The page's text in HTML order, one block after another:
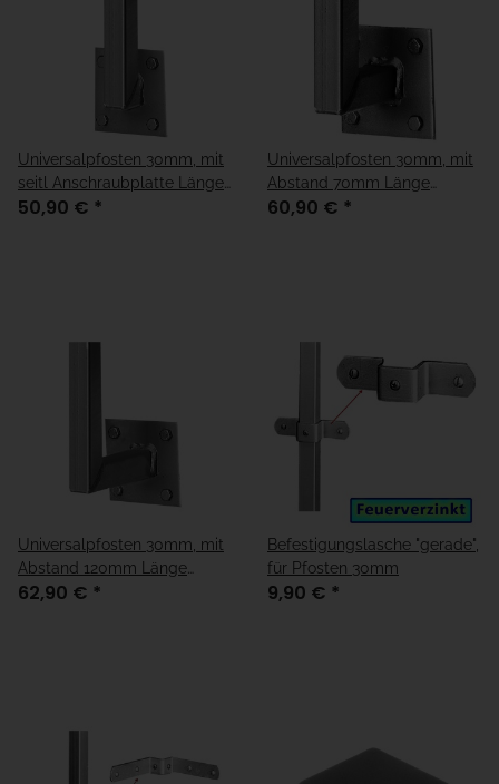
Universalpfosten 30mm, mit
seitl Anschraubplatte Länge
1150mm
50,90 € *
Universalpfosten 30mm, mit
Abstand 70mm Länge
1150mm
60,90 € *
Universalpfosten 30mm, mit
Abstand 120mm Länge
1150mm
62,90 € *
Befestigungslasche "gerade",
für Pfosten 30mm
9,90 € *